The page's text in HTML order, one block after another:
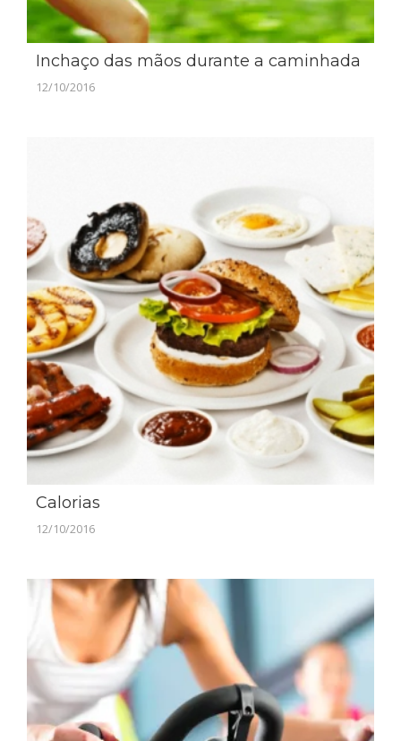
Inchaço das mãos durante a caminhada
12/10/2016
Calorias
12/10/2016